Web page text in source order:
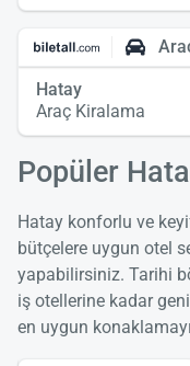
Hatay
Araç Kiralama
Popüler
Hatay konforlu ve
bütçelere uygun otel
yapabilirsiniz. Tarihi
iş otellerine kadar
en uygun